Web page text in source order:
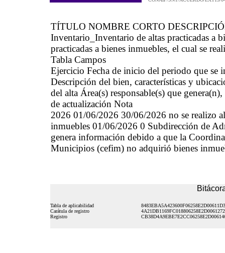
TÍTULO NOMBRE CORTO
Inventario_Inventario de altas practicadas a
practicadas a bienes inmuebles, el cual se
Tabla Campos
Ejercicio Fecha de inicio del periodo que se
Descripción del bien, características y
del alta Área(s) responsable(s) que
de actualización Nota
2026 01/06/2026 30/06/2026 no se realizo
inmuebles 01/06/2026 0 Subdirección de
genera información debido a que la
Municipios (cefim) no adquirió bienes
Tabla de aplicabilidad
Carátula de registro
Registro